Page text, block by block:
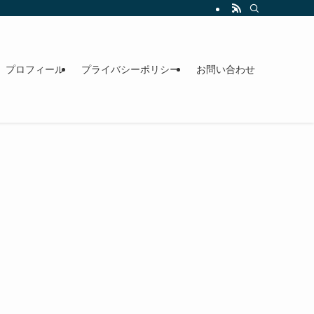
プロフィール プライバシーポリシー お問い合わせ